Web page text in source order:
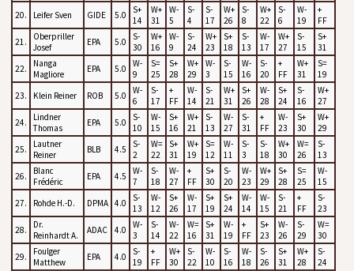
20.
Leifer Sven GIDE 5.0
S+
14
W+
31
W-
5
S-
4
S-
17
W+
26
S-
8
W+
22
S-
6
W-
19
+
FF
21.
Oberpriller
Josef
EPA 5.0
S-
30
W+
16
W-
9
S-
24
W+
23
S+
18
S-
13
W-
17
W+
27
S-
15
S+
31
22.
Nanga
Magliore
EPA 5.0
W-
9
S=
25
S+
28
W+
29
W-
3
S-
15
W-
16
S-
20
+
FF
W+
31
S=
19
23.
Klein Reiner ROB 5.0
W-
6
S-
17
+
FF
W-
14
S-
21
W+
31
S+
26
W-
28
S+
24
S-
16
W+
27
24.
Lindner
Thomas
EPA 5.0
S-
10
W-
15
S+
16
W+
21
S-
13
W-
27
S-
31
+
FF
W-
23
S+
30
W+
29
25.
Lautner
Reiner
BLB 4.5
S-
2
W=
22
S+
31
W+
19
S=
12
W-
11
S-
3
S-
18
W+
30
W=
26
S-
13
26.
Blanc
Frédéric
EPA 4.5
W-
7
S-
18
W-
27
+
FF
S+
30
S-
20
W-
23
W+
29
S+
28
S=
25
W-
15
27.
Rohde H.-D. DPMA 4.0
S-
13
W-
12
S+
26
W-
17
S+
19
S+
24
W-
14
W-
15
S-
21
+
FF
S-
23
28.
Dr.
Reinhardt A.
ADAC 4.0
W-
3
S-
14
W-
22
W=
16
S+
31
W-
19
+
FF
S+
23
W-
26
S-
29
W=
30
29.
Foulger
Matthew
EPA 4.0
S-
19
+
FF
W+
30
S-
22
W-
10
S-
16
W-
18
S-
26
S+
31
W+
28
S-
24